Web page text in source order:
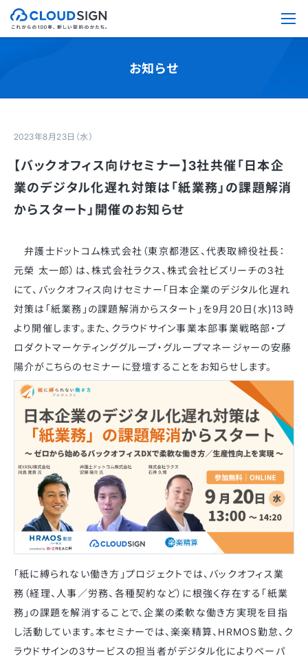
お知らせ
2023年8月23日（水）
【バックオフィス向けセミナー】3社共催「日本企
業のデジタル化遅れ対策は「紙業務」の課題解消
からスタート」開催のお知らせ
弁護士ドットコム株式会社（東京都港区、代表取締役社長：
元榮 太一郎）は、株式会社ラクス、株式会社ビズリーチの3社
にて、バックオフィス向けセミナー「日本企業のデジタル化遅れ
対策は「紙業務」の課題解消からスタート」を9月20日(水)13時
より開催します。また、クラウドサイン事業本部事業戦略部・プ
ロダクトマーケティンググループ・グループマネージャーの安藤
陽介がこちらのセミナーに登壇することをお知らせします。
「紙に縛られない働き方」プロジェクトでは、バックオフィス業
務（経理、人事／労務、各種契約など）に根強く存在する「紙業
務」の課題を解消することで、企業の柔軟な働き方実現を目指
し活動しています。本セミナーでは、楽楽精算、HRMOS勤怠、ク
ラウドサインの3サービスの担当者がデジタル化によりペーパ